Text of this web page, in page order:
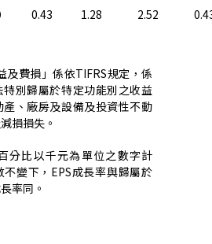
0.43 1.28 2.52
及費損」係依TIFRS規定，係
別歸屬於特定功能別之收益
、廠房及設備及投資性不動
損損失。
分比以千元為單位之數字計
變下， EPS成長率與歸屬於
率同。